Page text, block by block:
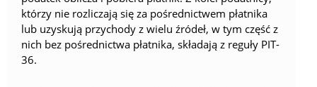
którzy nie rozliczają się za pośrednictwem płatnika
lub uzyskują przychody z wielu źródeł, w tym część z
nich bez pośrednictwa płatnika, składają z reguły PIT-
36.